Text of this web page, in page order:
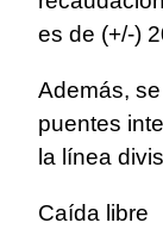
es de (+/-)
Además,
puentes
la línea
Caída libre